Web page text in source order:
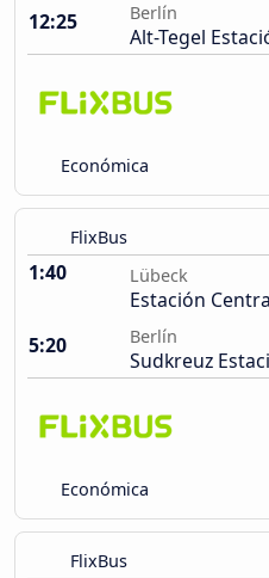
12:25
Berlín
Alt-Tegel
Económica
FlixBus
1:40 Lübeck
Estación
5:20
Berlín
Sudkreuz
Económica
FlixBus